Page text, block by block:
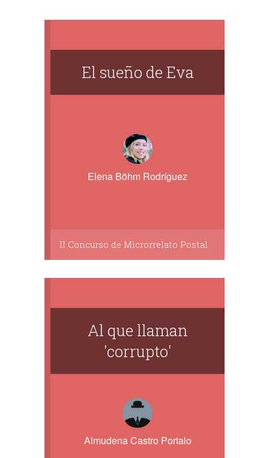
El sueño de Eva
Elena Böhm Rodríguez
II Concurso de Microrrelato Postal
Al que llaman
'corrupto'
Almudena Castro Portalo